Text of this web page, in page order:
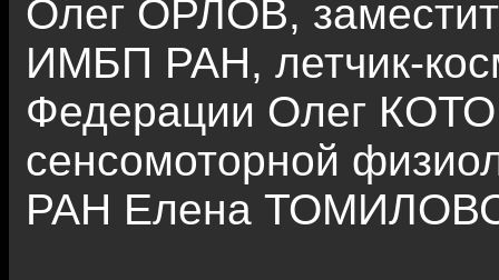
Олег ОРЛОВ,
ИМБП РАН, летчик-
Федерации Олег
сенсомоторной
РАН Елена